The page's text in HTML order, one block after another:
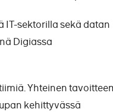
IT-sektorilla sekä datan
Digiassa
Yhteinen
kehittyvässä